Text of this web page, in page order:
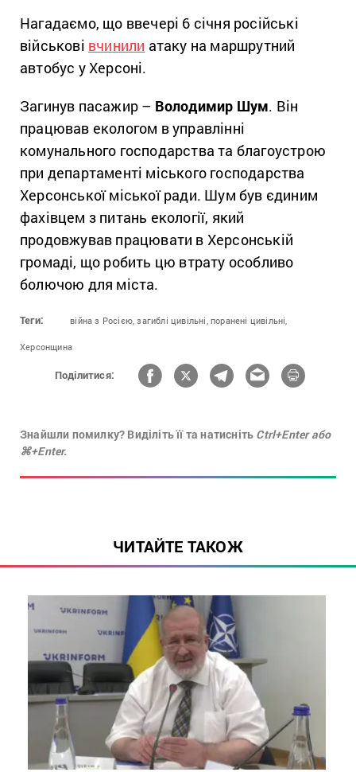
Нагадаємо, що ввечері 6 січня російські
військові вчинили атаку на маршрутний
автобус у Херсоні.
Загинув пасажир – Володимир Шум. Він
працював екологом в управлінні
комунального господарства та благоустрою
при департаменті міського господарства
Херсонської міської ради. Шум був єдиним
фахівцем з питань екології, який
продовжував працювати в Херсонській
громаді, що робить цю втрату особливо
болючою для міста.
Теги: війна з Росією, загиблі цивільні, поранені цивільні,
Херсонщина
Поділитися:
Знайшли помилку? Виділіть її та натисніть Ctrl+Enter або
⌘+Enter.
ЧИТАЙТЕ ТАКОЖ